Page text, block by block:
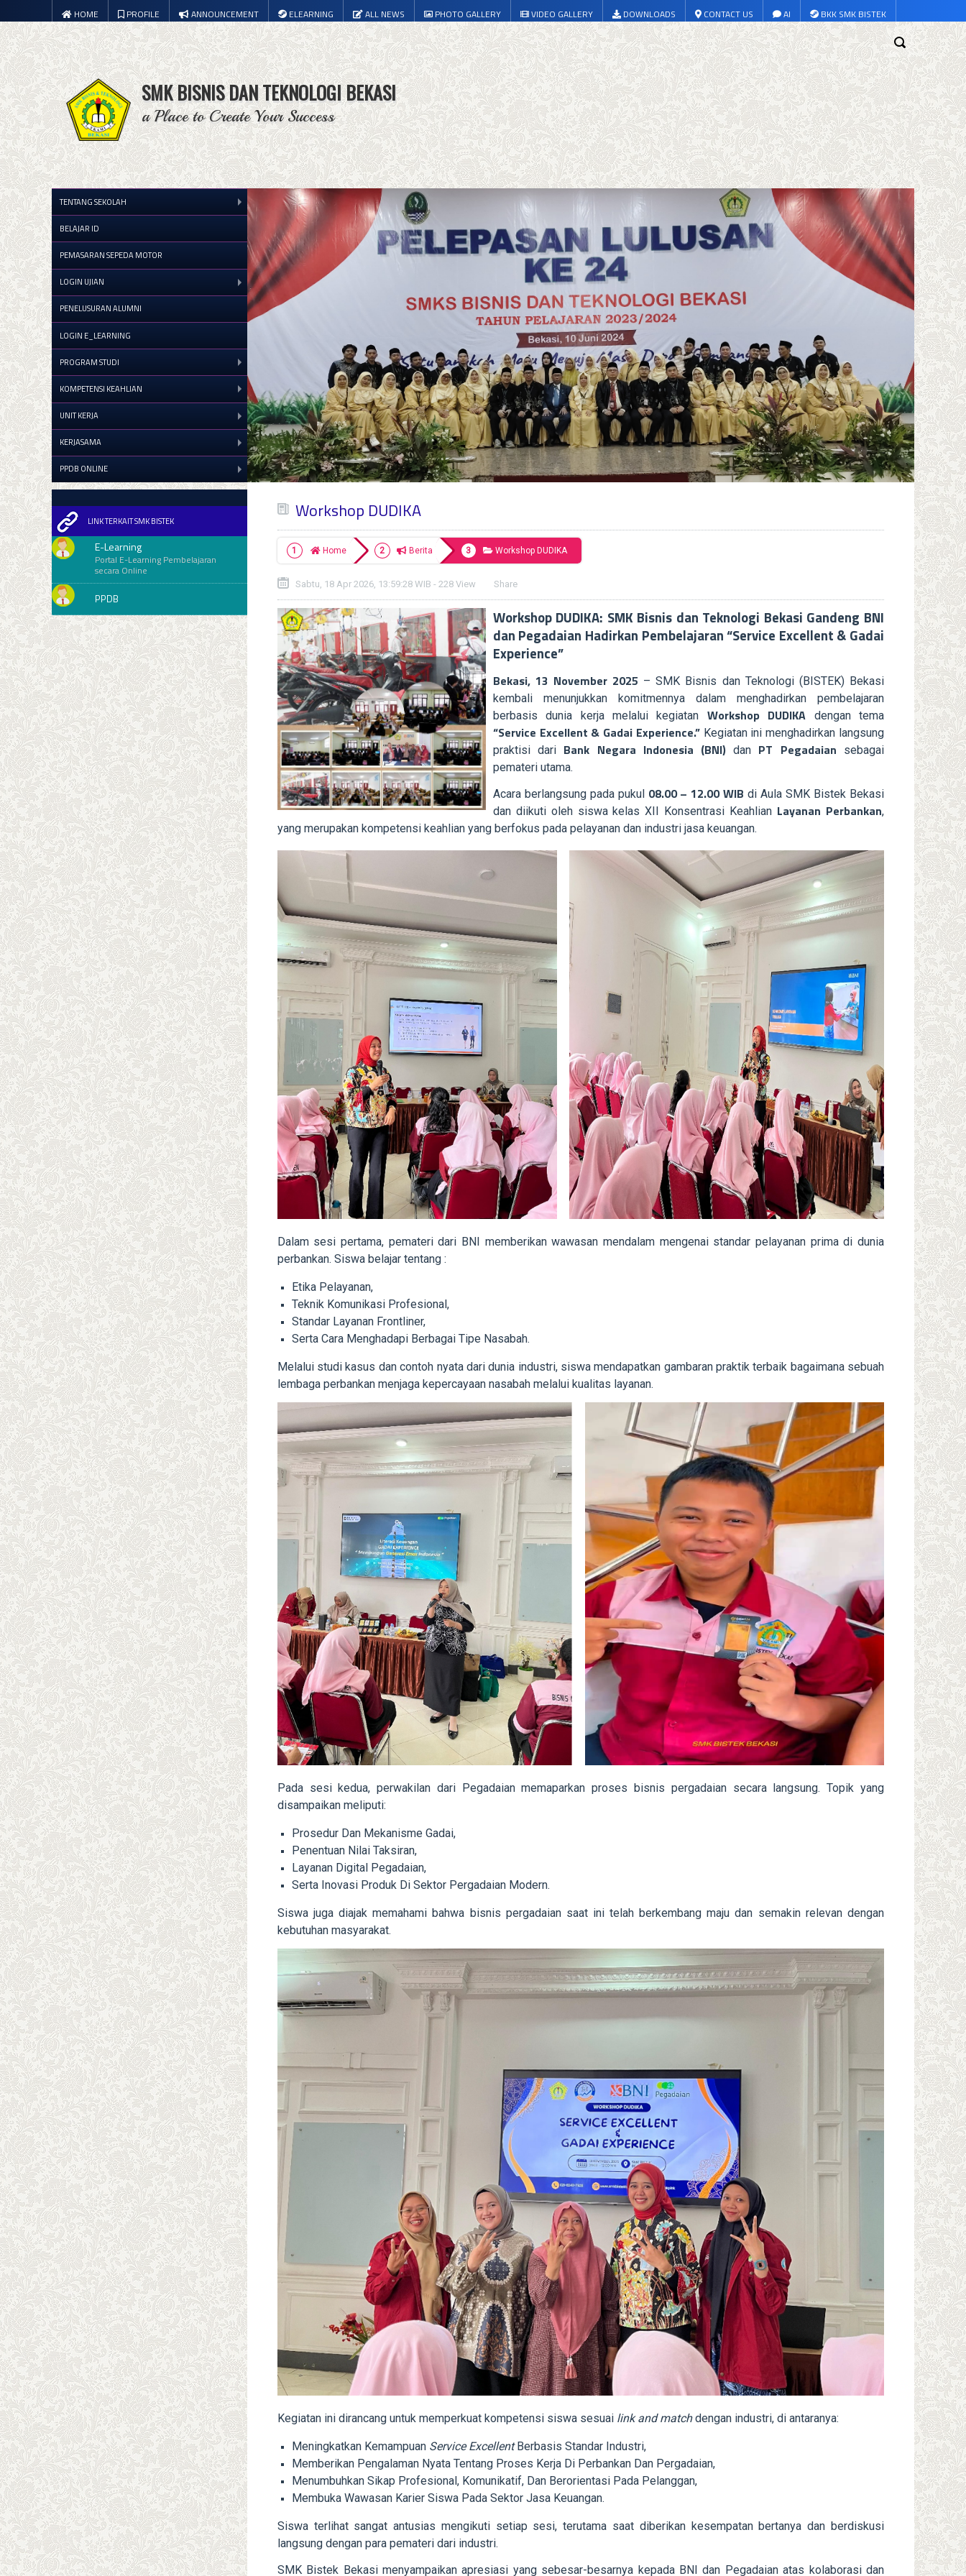
HOME PROFILE ANNOUNCEMENT ELEARNING ALL NEWS PHOTO GALLERY VIDEO GALLERY DOWNLOADS CONTACT US AI BKK SMK BISTEK
SMK BISNIS DAN TEKNOLOGI BEKASI
a Place to Create Your Success
TENTANG SEKOLAH
BELAJAR ID
PEMASARAN SEPEDA MOTOR
LOGIN UJIAN
PENELUSURAN ALUMNI
LOGIN E_LEARNING
PROGRAM STUDI
KOMPETENSI KEAHLIAN
UNIT KERJA
KERJASAMA
PPDB ONLINE
LINK TERKAIT SMK BISTEK
E-Learning
Portal E-Learning Pembelajaran
secara Online
PPDB
Workshop DUDIKA
Home Berita Workshop DUDIKA
Sabtu, 18 Apr 2026, 13:59:28 WIB - 228 View Share
Workshop DUDIKA: SMK Bisnis dan Teknologi Bekasi Gandeng BNI
dan Pegadaian Hadirkan Pembelajaran “Service Excellent & Gadai
Experience”
Bekasi, 13 November 2025 – SMK Bisnis dan Teknologi (BISTEK) Bekasi
kembali menunjukkan komitmennya dalam menghadirkan pembelajaran
berbasis dunia kerja melalui kegiatan Workshop DUDIKA dengan tema
“Service Excellent & Gadai Experience.”Kegiatan ini menghadirkan langsung
praktisi dari Bank Negara Indonesia (BNI)dan PT Pegadaian sebagai
pemateri utama.
Acara berlangsung pada pukul 08.00 – 12.00 WIB di Aula SMK Bistek Bekasi
dan diikuti oleh siswa kelas XII Konsentrasi Keahlian Layanan Perbankan,
yang merupakan kompetensi keahlian yang berfokus pada pelayanan dan industri jasa keuangan.
Dalam sesi pertama, pemateri dari BNI memberikan wawasan mendalam mengenai standar pelayanan prima di dunia
perbankan. Siswa belajar tentang :
Etika Pelayanan,
Teknik Komunikasi Profesional,
Standar Layanan Frontliner,
Serta Cara Menghadapi Berbagai Tipe Nasabah.
Melalui studi kasus dan contoh nyata dari dunia industri, siswa mendapatkan gambaran praktik terbaik bagaimana sebuah
lembaga perbankan menjaga kepercayaan nasabah melalui kualitas layanan.
Pada sesi kedua, perwakilan dari Pegadaian memaparkan proses bisnis pergadaian secara langsung. Topik yang
disampaikan meliputi:
Prosedur Dan Mekanisme Gadai,
Penentuan Nilai Taksiran,
Layanan Digital Pegadaian,
Serta Inovasi Produk Di Sektor Pergadaian Modern.
Siswa juga diajak memahami bahwa bisnis pergadaian saat ini telah berkembang maju dan semakin relevan dengan
kebutuhan masyarakat.
Kegiatan ini dirancang untuk memperkuat kompetensi siswa sesuai link and matchdengan industri, di antaranya:
Meningkatkan Kemampuan Service ExcellentBerbasis Standar Industri,
Memberikan Pengalaman Nyata Tentang Proses Kerja Di Perbankan Dan Pergadaian,
Menumbuhkan Sikap Profesional, Komunikatif, Dan Berorientasi Pada Pelanggan,
Membuka Wawasan Karier Siswa Pada Sektor Jasa Keuangan.
Siswa terlihat sangat antusias mengikuti setiap sesi, terutama saat diberikan kesempatan bertanya dan berdiskusi
langsung dengan para pemateri dari industri.
SMK Bistek Bekasi menyampaikan apresiasi yang sebesar-besarnya kepada BNI dan Pegadaian atas kolaborasi dan